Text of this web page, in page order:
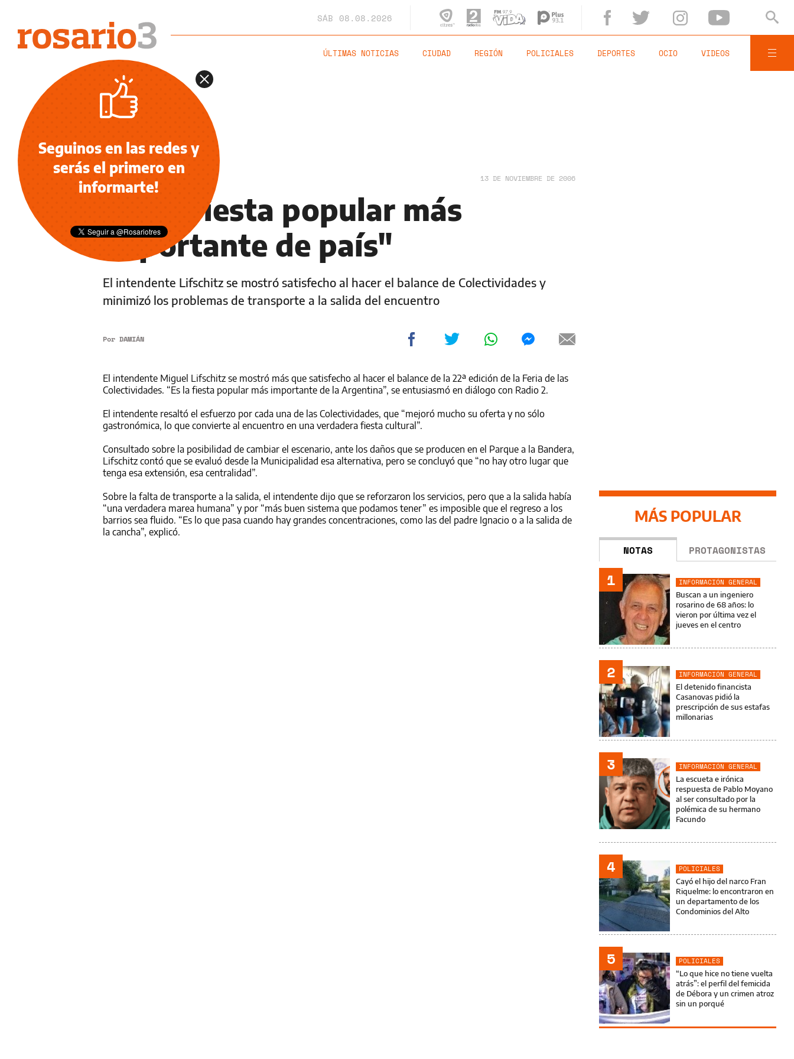
SÁB 08.08.2026
ÚLTIMAS NOTICIAS CIUDAD REGIÓN POLICIALES DEPORTES OCIO VIDEOS
NOTICIAS 13 DE NOVIEMBRE DE 2006
"Es la fiesta popular más
importante de país"
El intendente Lifschitz se mostró satisfecho al hacer el balance de Colectividades y
minimizó los problemas de transporte a la salida del encuentro
Por DAMIÁN
El intendente Miguel Lifschitz se mostró más que satisfecho al hacer el balance de la 22ª edición de la Feria de las
Colectividades. “Es la fiesta popular más importante de la Argentina”, se entusiasmó en diálogo con Radio 2.
El intendente resaltó el esfuerzo por cada una de las Colectividades, que “mejoró mucho su oferta y no sólo
gastronómica, lo que convierte al encuentro en una verdadera fiesta cultural”.
Consultado sobre la posibilidad de cambiar el escenario, ante los daños que se producen en el Parque a la Bandera,
Lifschitz contó que se evaluó desde la Municipalidad esa alternativa, pero se concluyó que “no hay otro lugar que
tenga esa extensión, esa centralidad”.
Sobre la falta de transporte a la salida, el intendente dijo que se reforzaron los servicios, pero que a la salida había
“una verdadera marea humana” y por “más buen sistema que podamos tener” es imposible que el regreso a los
barrios sea fluido. “Es lo que pasa cuando hay grandes concentraciones, como las del padre Ignacio o a la salida de
la cancha”, explicó.
MÁS POPULAR
NOTAS PROTAGONISTAS
1
INFORMACIÓN GENERAL
Buscan a un ingeniero
rosarino de 68 años: lo
vieron por última vez el
jueves en el centro
2
INFORMACIÓN GENERAL
El detenido financista
Casanovas pidió la
prescripción de sus estafas
millonarias
3
INFORMACIÓN GENERAL
La escueta e irónica
respuesta de Pablo Moyano
al ser consultado por la
polémica de su hermano
Facundo
4
POLICIALES
Cayó el hijo del narco Fran
Riquelme: lo encontraron en
un departamento de los
Condominios del Alto
5
POLICIALES
“Lo que hice no tiene vuelta
atrás”: el perfil del femicida
de Débora y un crimen atroz
sin un porqué
Seguinos en las redes y
serás el primero en
informarte!